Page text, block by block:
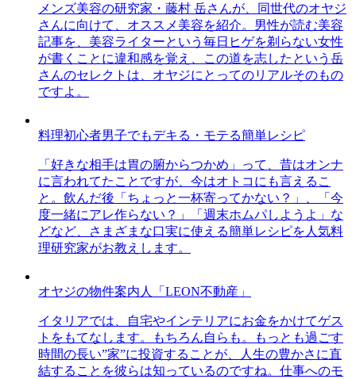
メンズ美容の研究家・藤村 岳さんが、同世代のオヤジ
さんに向けて、オススメ美容を紹介。男性が読む美容
記事を、美容ライターという毎日ヒゲを剃らない女性
が書くことに違和感を覚え、この道を志したという岳
さんのセレクトは、オヤジにとってのリアルそのもの
ですよ。
料理初心者男子でもデキる・モテる簡単レシピ
「好きな相手は胃の腑からつかめ」って、昔はオンナ
に言われてたことですが、今はオトコにも言えるこ
と。飲んだ後「ちょっと一杯寄ってかない？」、「今
度一緒にアレ作らない？」「週末ホムパしようよ」な
どなど、さまざまな口実に使える簡単レシピを人気料
理研究家がお教えします。
オヤジの物件案内人「LEON不動産」
イタリアでは、自宅やインテリアにお金をかけてゲス
トをもてなします。もちろん自らも。もっとも過ごす
時間の長い”家”に投資することが、人生の豊かさに直
結することを彼らは知っているのですね。仕事へのモ